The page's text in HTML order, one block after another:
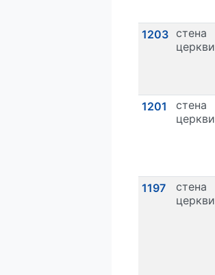
1203 стена
церкви
1201
стена
церкви
1197
стена
церкви